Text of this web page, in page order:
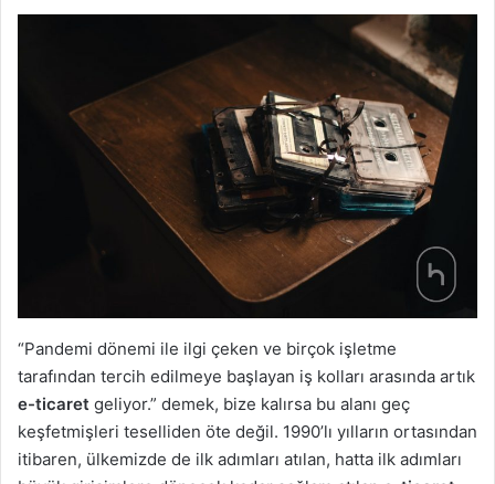
“Pandemi dönemi ile ilgi çeken ve birçok işletme
tarafından tercih edilmeye başlayan iş kolları arasında artık
e-ticaret geliyor.” demek, bize kalırsa bu alanı geç
keşfetmişleri teselliden öte değil. 1990’lı yılların ortasından
itibaren, ülkemizde de ilk adımları atılan, hatta ilk adımları